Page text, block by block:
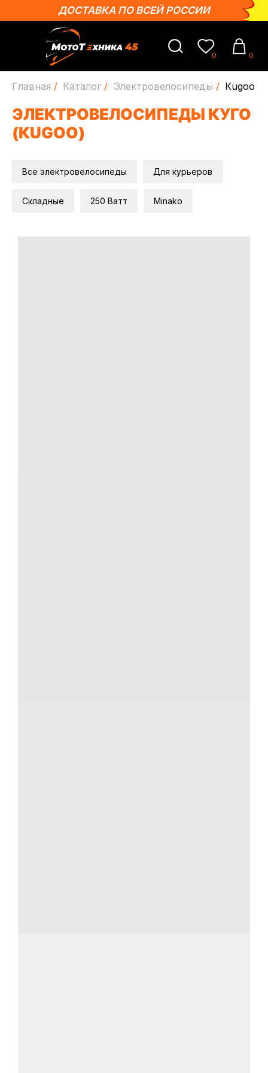
0
ДОСТАВКА ПО ВСЕЙ РОССИИ
Главная / Каталог / Электровелосипеды / Кugoo
ЭЛЕКТРОВЕЛОСИПЕДЫ КУГО
(КUGOO)
Все электровелосипеды Для курьеров
Складные 250 Ватт Minako